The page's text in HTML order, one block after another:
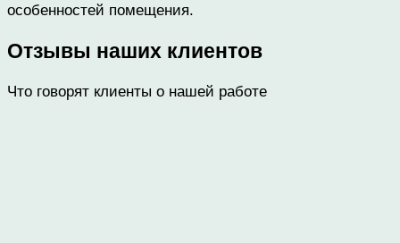
особенностей помещения.
Отзывы наших клиентов
Что говорят клиенты о нашей работе